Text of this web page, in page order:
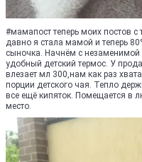
#мамапост теперь моих постов с
давно я стала мамой и теперь
сыночка. Начнём с
удобный детский термос. У
влезает мл 300,нам как раз
порции детского чая. Тепло
все ещё кипяток. Помещается в
место.